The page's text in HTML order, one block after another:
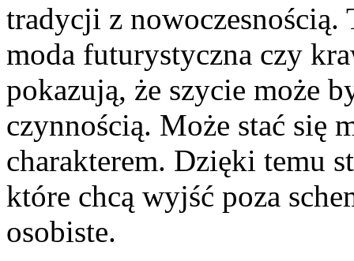
tradycji z
moda futurystyczna czy
pokazują, że szycie może
czynnością. Może stać się
charakterem. Dzięki temu
które chcą wyjść poza
osobiste.